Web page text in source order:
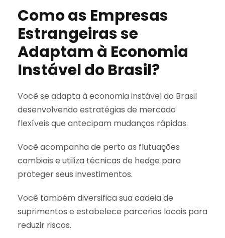
Como as Empresas
Estrangeiras se
Adaptam à Economia
Instável do Brasil?
Você se adapta à economia instável do Brasil
desenvolvendo estratégias de mercado
flexíveis que antecipam mudanças rápidas.
Você acompanha de perto as flutuações
cambiais e utiliza técnicas de hedge para
proteger seus investimentos.
Você também diversifica sua cadeia de
suprimentos e estabelece parcerias locais para
reduzir riscos.